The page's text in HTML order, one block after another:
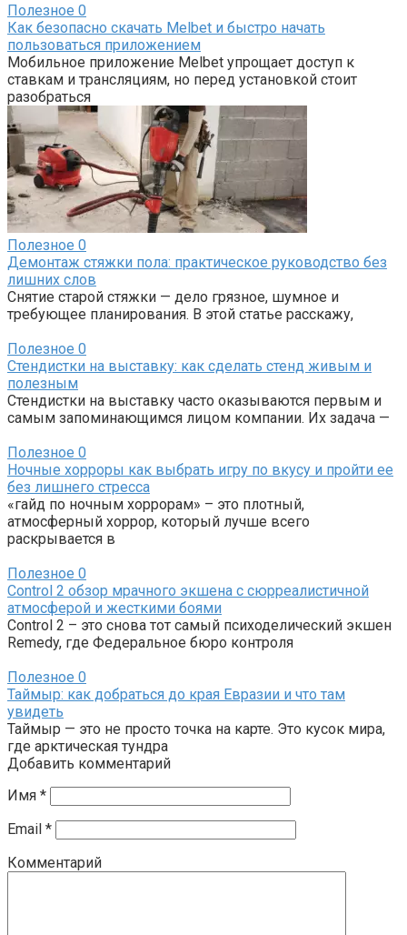
Полезное 0
Как безопасно скачать Melbet и быстро начать
пользоваться приложением
Мобильное приложение Melbet упрощает доступ к
ставкам и трансляциям, но перед установкой стоит
разобраться
Полезное 0
Демонтаж стяжки пола: практическое руководство без
лишних слов
Снятие старой стяжки — дело грязное, шумное и
требующее планирования. В этой статье расскажу,
Полезное 0
Стендистки на выставку: как сделать стенд живым и
полезным
Стендистки на выставку часто оказываются первым и
самым запоминающимся лицом компании. Их задача —
Полезное 0
Ночные хорроры как выбрать игру по вкусу и пройти ее
без лишнего стресса
«гайд по ночным хоррорам» – это плотный,
атмосферный хоррор, который лучше всего
раскрывается в
Полезное 0
Control 2 обзор мрачного экшена с сюрреалистичной
атмосферой и жесткими боями
Control 2 – это снова тот самый психоделический экшен
Remedy, где Федеральное бюро контроля
Полезное 0
Таймыр: как добраться до края Евразии и что там
увидеть
Таймыр — это не просто точка на карте. Это кусок мира,
где арктическая тундра
Добавить комментарий
Имя *
Email *
Комментарий